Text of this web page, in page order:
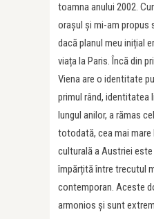
toamna anului 2002.
orașul și mi-am propus
dacă planul meu inițial
viața la Paris. Încă din
Viena are o identitate
primul rând, identitatea
lungul anilor, a rămas
totodată, cea mai mare
culturală a Austriei
împărțită între trecutul
contemporan. Aceste
armonios și sunt